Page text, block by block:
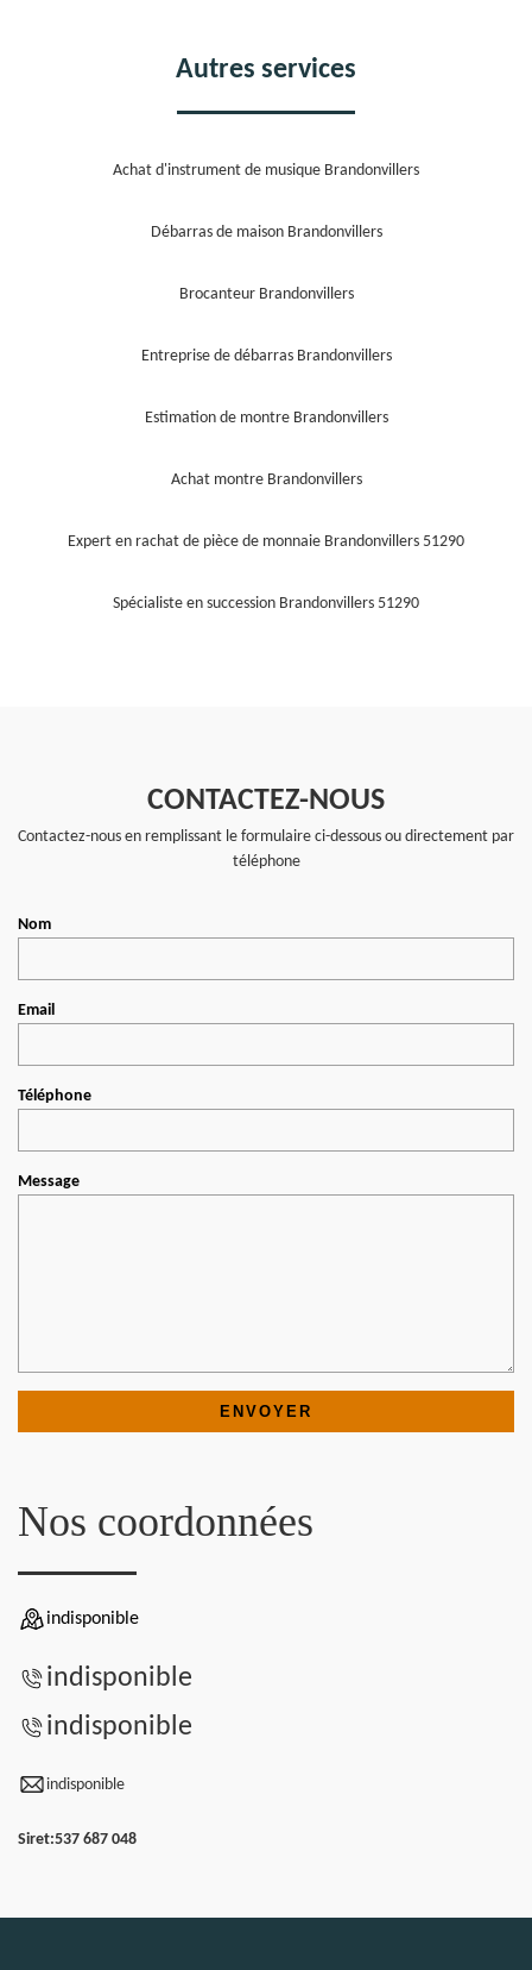
Autres services
Achat d'instrument de musique Brandonvillers
Débarras de maison Brandonvillers
Brocanteur Brandonvillers
Entreprise de débarras Brandonvillers
Estimation de montre Brandonvillers
Achat montre Brandonvillers
Expert en rachat de pièce de monnaie Brandonvillers 51290
Spécialiste en succession Brandonvillers 51290
CONTACTEZ-NOUS
Contactez-nous en remplissant le formulaire ci-dessous ou directement par
téléphone
Nom
Email
Téléphone
Message
Nos coordonnées
indisponible
indisponible
indisponible
indisponible
Siret:537 687 048